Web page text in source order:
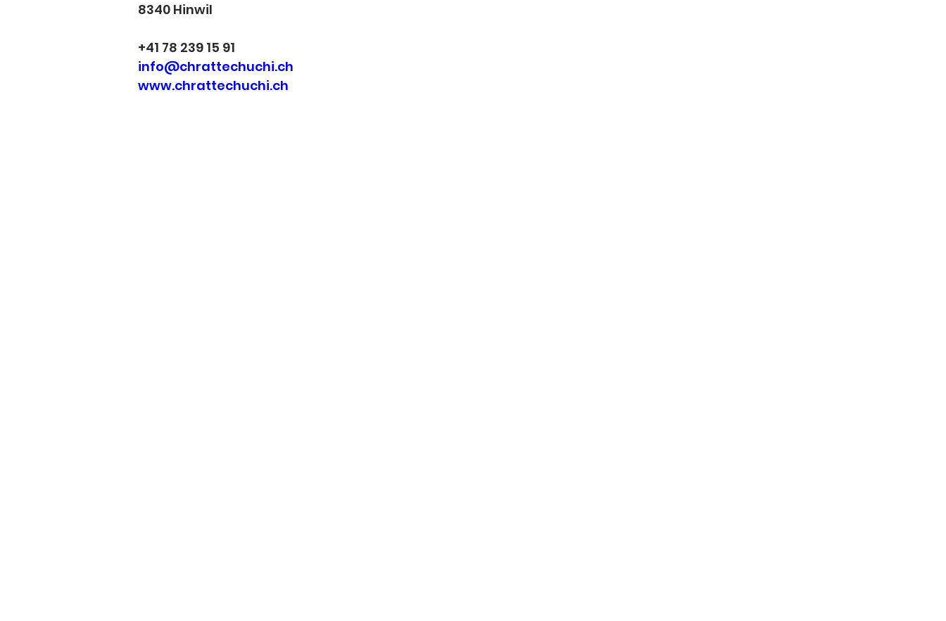
8340 Hinwil
+41 78 239 15 91
info@chrattechuchi.ch
www.chrattechuchi.ch